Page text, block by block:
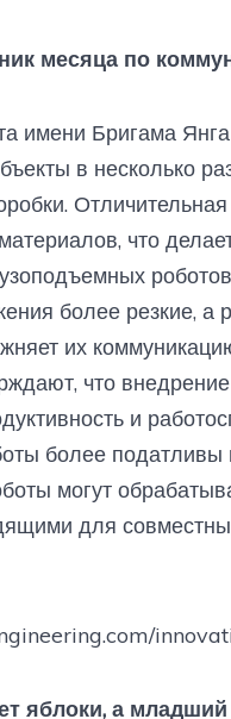
месяца по
имени Бригама
в несколько
что
более резкие,
их
что
и
более податливы
могут
для
яблоки, а младший